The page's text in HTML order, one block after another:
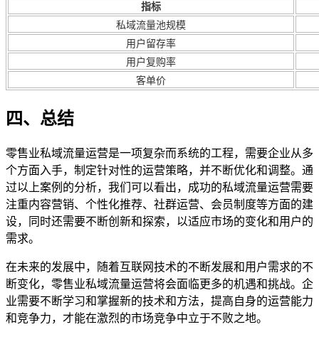
指标
私域流量池规模
用户留存率
用户复购率
客单价
四、总结
零售业私域流量运营是一项复杂而系统的工程，需要企业从多
个方面入手，制定针对性的运营策略，并不断优化和调整。通
过以上案例的分析，我们可以看出，成功的私域流量运营需要
注重内容营销、个性化推荐、社群运营、会员制度等方面的建
设，同时还需要不断创新和探索，以适应市场的变化和用户的
需求。
在未来的发展中，随着互联网技术的不断发展和用户需求的不
断变化，零售业私域流量运营将会面临更多的机遇和挑战。企
业需要不断学习和掌握新的技术和方法，提高自身的运营能力
和竞争力，才能在激烈的市场竞争中立于不败之地。